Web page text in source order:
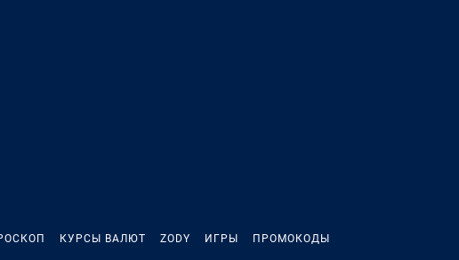
КУРСЫ ВАЛЮТ ZODY ИГРЫ ПРОМОКОДЫ